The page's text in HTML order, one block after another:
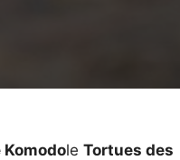
Komodole Tortues des